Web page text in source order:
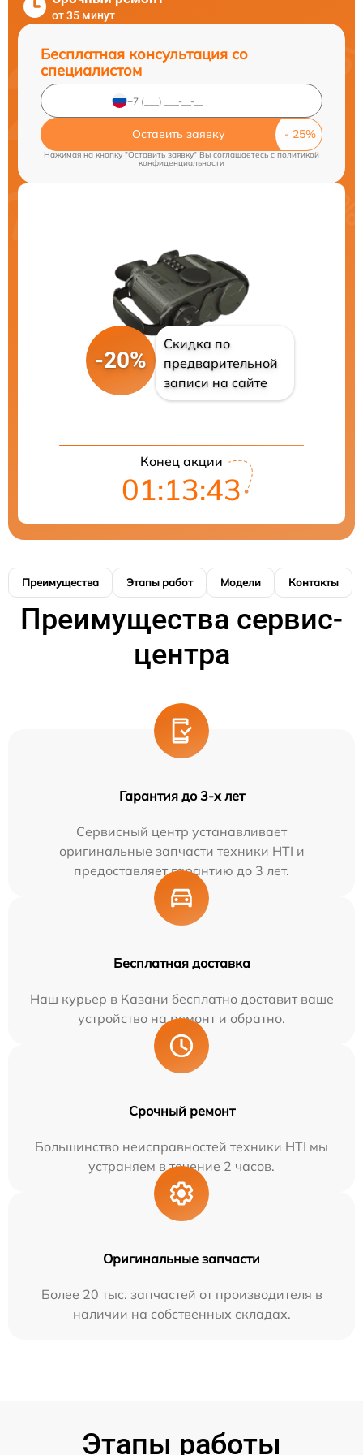
от 35 минут
Бесплатная консультация со
специалистом
Оставить заявку
Нажимая на кнопку "Оставить заявку" Вы соглашаетесь cполитикой
конфиденциальности
-20%
Скидка по
предварительной
записи на сайте
Конец акции
01:13:42
Преимущества Этапы работ Модели Контакты
Преимущества сервис-
центра
Гарантия до 3-х лет
Сервисный центр устанавливает
оригинальные запчасти техники HTI и
предоставляет гарантию до 3 лет.
Бесплатная доставка
Наш курьер в Казани бесплатно доставит ваше
устройство на ремонт и обратно.
Срочный ремонт
Большинство неисправностей техники HTI мы
устраняем в течение 2 часов.
Оригинальные запчасти
Более 20 тыс. запчастей от производителя в
наличии на собственных складах.
Этапы работы